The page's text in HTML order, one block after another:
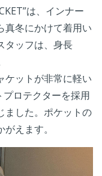
は、インナー
真冬にかけて着用い
タッフは、身長
ケットが非常に軽い
ロテクターを採用
ました。ポケットの
えます。